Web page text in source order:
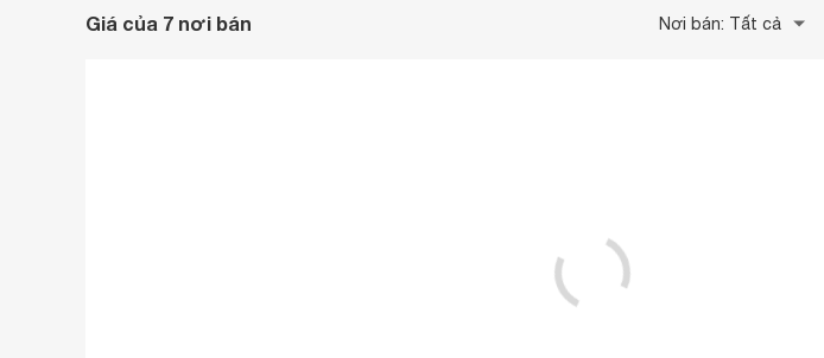
Giá của 7 nơi bán Nơi bán: Tất cả